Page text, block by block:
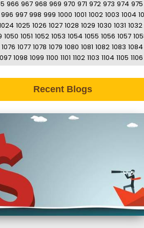
966 967 968 969 970 971 972 973 974 975
996 997 998 999 1000 1001 1002 1003 1004
1025 1026 1027 1028 1029 1030 1031 1032
1050 1051 1052 1053 1054 1055 1056 1057
1076 1077 1078 1079 1080 1081 1082 1083 1084
1098 1099 1100 1101 1102 1103 1104 1105 1106
Recent Blogs